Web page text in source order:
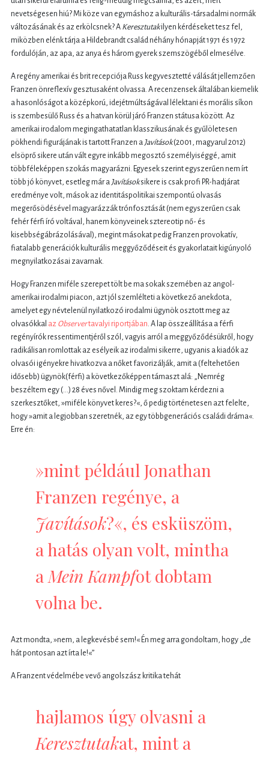
nevetségesen hiú? Mi köze van egymáshoz a kulturális-társadalmi normák
változásának és az erkölcsnek? A Keresztutakilyen kérdéseket tesz fel,
miközben elénk tárja a Hildebrandt család néhány hónapját 1971 és 1972
fordulóján, az apa, az anya és három gyerek szemszögéből elmesélve.
A regény amerikai és brit recepciója Russ kegyvesztetté válását jellemzően
Franzen önreflexív gesztusaként olvassa. A recenzensek általában kiemelik
a hasonlóságot a középkorú, idejétmúltságával lélektani és morális síkon
is szembesülő Russ és a hatvan körül járó Franzen státusa között. Az
amerikai irodalom megingathatatlan klasszikusának és gyűlöletesen
pökhendi figurájának is tartott Franzen a Javítások(2001, magyarul 2012)
elsöprő sikere után vált egyre inkább megosztó személyiséggé, amit
többféleképpen szokás magyarázni. Egyesek szerint egyszerűen nem írt
több jó könyvet, esetleg már a Javításoksikere is csak profi PR-hadjárat
eredménye volt, mások az identitáspolitikai szempontú olvasás
megerősödésével magyarázzák trónfosztását (nem egyszerűen csak
fehér férfi író voltával, hanem könyveinek sztereotip nő- és
kisebbségábrázolásával), megint másokat pedig Franzen provokatív,
fiatalabb generációk kulturális meggyőződéseit és gyakorlatait kigúnyoló
megnyilatkozásai zavarnak.
Hogy Franzen miféle szerepet tölt be ma sokak szemében az angol-
amerikai irodalmi piacon, azt jól szemlélteti a következő anekdota,
amelyet egy névtelenül nyilatkozó irodalmi ügynök osztott meg az
olvasókkal az Observertavalyi riportjában. A lap összeállítása a férfi
regényírók ressentimentjéről szól, vagyis arról a meggyőződésükről, hogy
radikálisan romlottak az esélyeik az irodalmi sikerre, ugyanis a kiadók az
olvasói igényekre hivatkozva a nőket favorizálják, amit a (feltehetően
idősebb) ügynök(férfi) a következőképpen támaszt alá: „Nemrég
beszéltem egy (…) 28 éves nővel. Mindig meg szoktam kérdezni a
szerkesztőket, »miféle könyvet keres?«, ő pedig történetesen azt felelte,
hogy »amit a legjobban szeretnék, az egy többgenerációs családi dráma«.
Erre én:
»mint például Jonathan
Franzen regénye, a
Javítások?«, és esküszöm,
a hatás olyan volt, mintha
a Mein Kampfot dobtam
volna be.
Azt mondta, »nem, a legkevésbé sem!« Én meg arra gondoltam, hogy „de
hát pontosan azt írta le!«”
A Franzent védelmébe vevő angolszász kritika tehát
hajlamos úgy olvasni a
Keresztutakat, mint a